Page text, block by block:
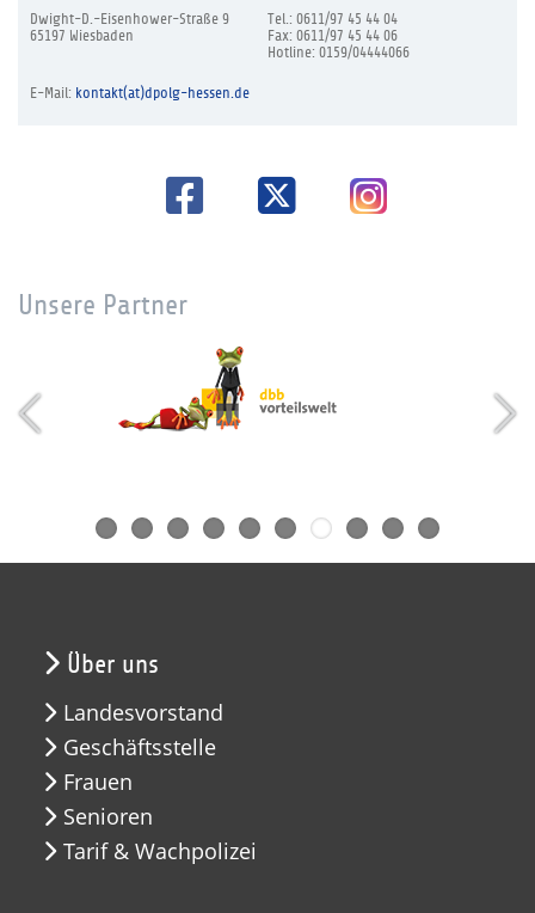
Dwight-D.-Eisenhower-Straße 9
65197 Wiesbaden
Tel.: 0611/97 45 44 04
Fax: 0611/97 45 44 06
Hotline: 0159/04444066
E-Mail: kontakt(at)dpolg-hessen.de
Unsere Partner
Über uns
Landesvorstand
Geschäftsstelle
Frauen
Senioren
Tarif & Wachpolizei